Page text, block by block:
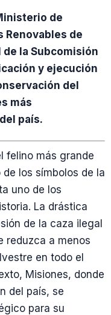
de
Renovables de
la Subcomisión
y ejecución
del
más
país.
felino más grande
los símbolos de la
uno de los
La drástica
de la caza ilegal
reduzca a menos
en todo el
Misiones, donde
del país, se
para su